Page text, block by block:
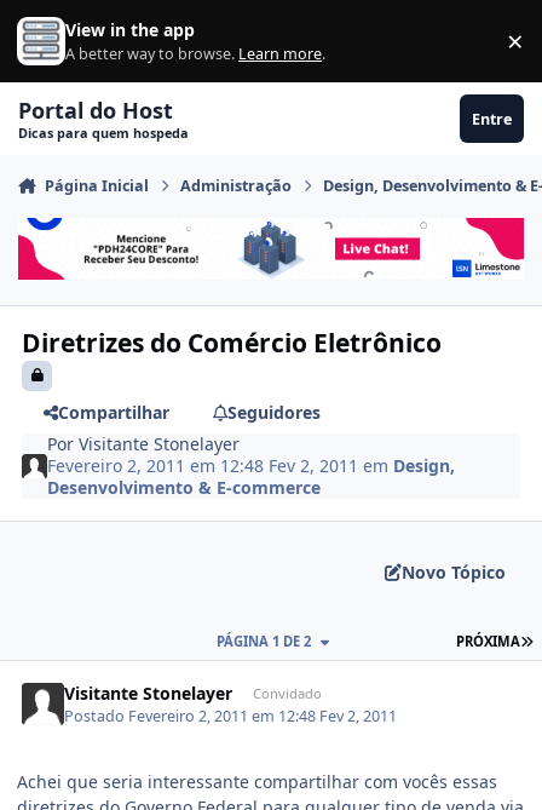
Ir para conteúdo
View in the app
A better way to browse. Learn more. ×
Portal do Host
Dicas para quem hospeda
Entre
Página Inicial Administração Design, Desenvolvimento &
Diretrizes do Comércio Eletrônico
Compartilhar
Seguidores
PorVisitante Stonelayer
Fevereiro 2, 2011 em 12:48 Fev 2, 2011 em Design,
Desenvolvimento & E-commerce
Novo Tópico
PRÓXIMA
PÁGINA 1 DE 2
Visitante Stonelayer Convidado
Postado Fevereiro 2, 2011 em 12:48 Fev 2, 2011
Achei que seria interessante compartilhar com vocês essas